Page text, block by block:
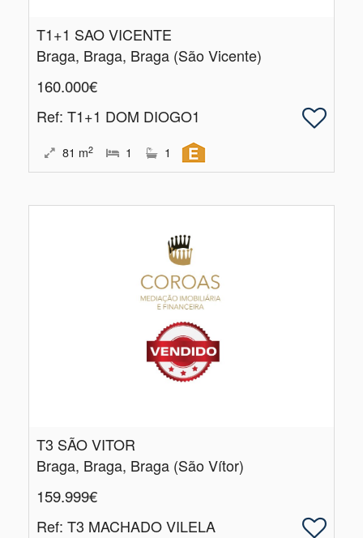
T1+1 SAO VICENTE
Braga, Braga, Braga (São Vicente)
160.000€
Ref: T1+1 DOM DIOGO1
81 m2 1 1
T3 SÃO VITOR
Braga, Braga, Braga (São Vítor)
159.999€
Ref: T3 MACHADO VILELA